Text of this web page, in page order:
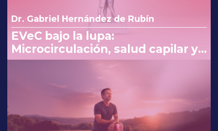
Dr. Gabriel Hernández de Rubín
EVeC bajo la lupa:
Microcirculación, salud capilar y
costo beneficio en la consulta